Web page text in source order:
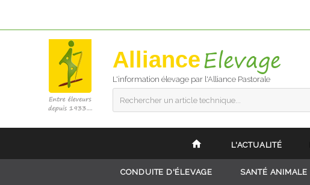
Alliance
L'information élevage par l'Alliance Pastorale
Rechercher un article technique...
L'ACTUALITÉ
CONDUITE D'ÉLEVAGE SANTÉ ANIMALE